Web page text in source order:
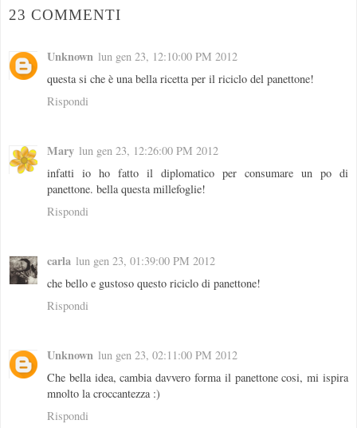
23 COMMENTI
Unknown lun gen 23, 12:10:00 PM 2012
questa si che è una bella ricetta per il riciclo del panettone!
Rispondi
Mary lun gen 23, 12:26:00 PM 2012
infatti io ho fatto il diplomatico per consumare un po di
panettone. bella questa millefoglie!
Rispondi
carla lun gen 23, 01:39:00 PM 2012
che bello e gustoso questo riciclo di panettone!
Rispondi
Unknown lun gen 23, 02:11:00 PM 2012
Che bella idea, cambia davvero forma il panettone cosi, mi ispira
mnolto la croccantezza :)
Rispondi